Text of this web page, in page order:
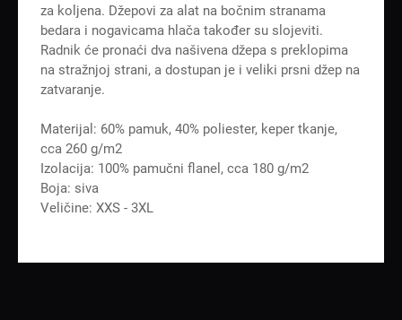
za koljena. Džepovi za alat na bočnim stranama
bedara i nogavicama hlača također su slojeviti.
Radnik će pronaći dva našivena džepa s preklopima
na stražnjoj strani, a dostupan je i veliki prsni džep na
zatvaranje.
Materijal: 60% pamuk, 40% poliester, keper tkanje,
cca 260 g/m2
Izolacija: 100% pamučni flanel, cca 180 g/m2
Boja: siva
Veličine: XXS - 3XL